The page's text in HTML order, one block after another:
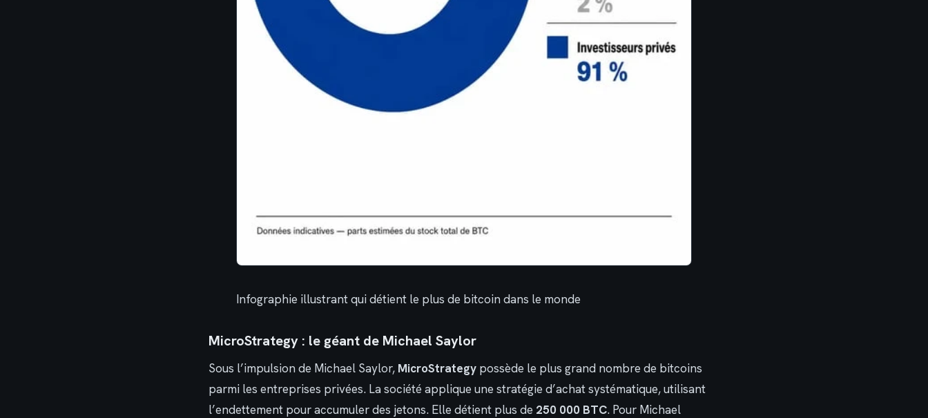
Infographie illustrant qui détient le plus de bitcoin dans le monde
MicroStrategy : le géant de Michael Saylor
Sous l’impulsion de Michael Saylor, MicroStrategy possède le plus grand nombre de bitcoins
parmi les entreprises privées. La société applique une stratégie d’achat systématique, utilisant
l’endettement pour accumuler des jetons. Elle détient plus de 250 000 BTC. Pour Michael